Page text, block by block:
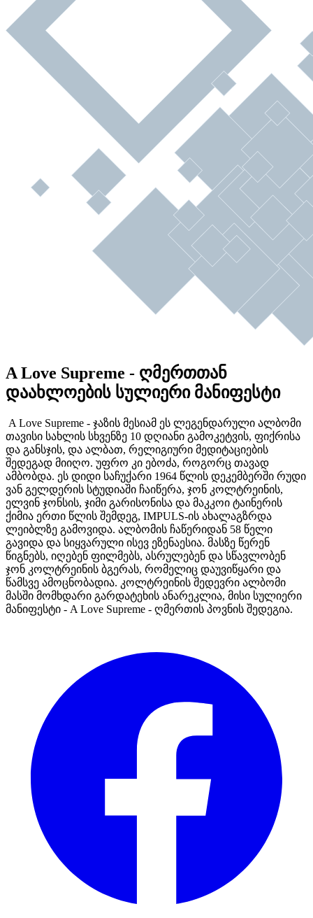
A Love Supreme - ღმერთთან
დაახლოების სულიერი მანიფესტი
A Love Supreme - ჯაზის მესიამ ეს ლეგენდარული ალბომი
თავისი სახლის სხვენზე 10 დღიანი გამოკეტვის, ფიქრისა
და განსჯის, და ალბათ, რელიგიური მედიტაციების
შედეგად მიიღო. უფრო კი ებოძა, როგორც თავად
ამბობდა. ეს დიდი საჩუქარი 1964 წლის დეკემბერში რუდი
ვან გელდერის სტუდიაში ჩაიწერა, ჯონ კოლტრეინის,
ელვინ ჯონსის, ჯიმი გარისონისა და მაკკოი ტაინერის
ქიმია ერთი წლის შემდეგ, IMPULS-ის ახალაგზრდა
ლეიბლზე გამოვიდა. ალბომის ჩაწერიდან 58 წელი
გავიდა და სიყვარული ისევ ეზენაესია. მასზე წერენ
წიგნებს, იღებენ ფილმებს, ასრულებენ და სწავლობენ
ჯონ კოლტრეინის ბგერას, რომელიც დაუვიწყარი და
წამსვე ამოცნობადია. კოლტრეინის შედევრი ალბომი
მასში მომხდარი გარდატეხის ანარეკლია, მისი სულიერი
მანიფესტი - A Love Supreme - ღმერთის პოვნის შედეგია.